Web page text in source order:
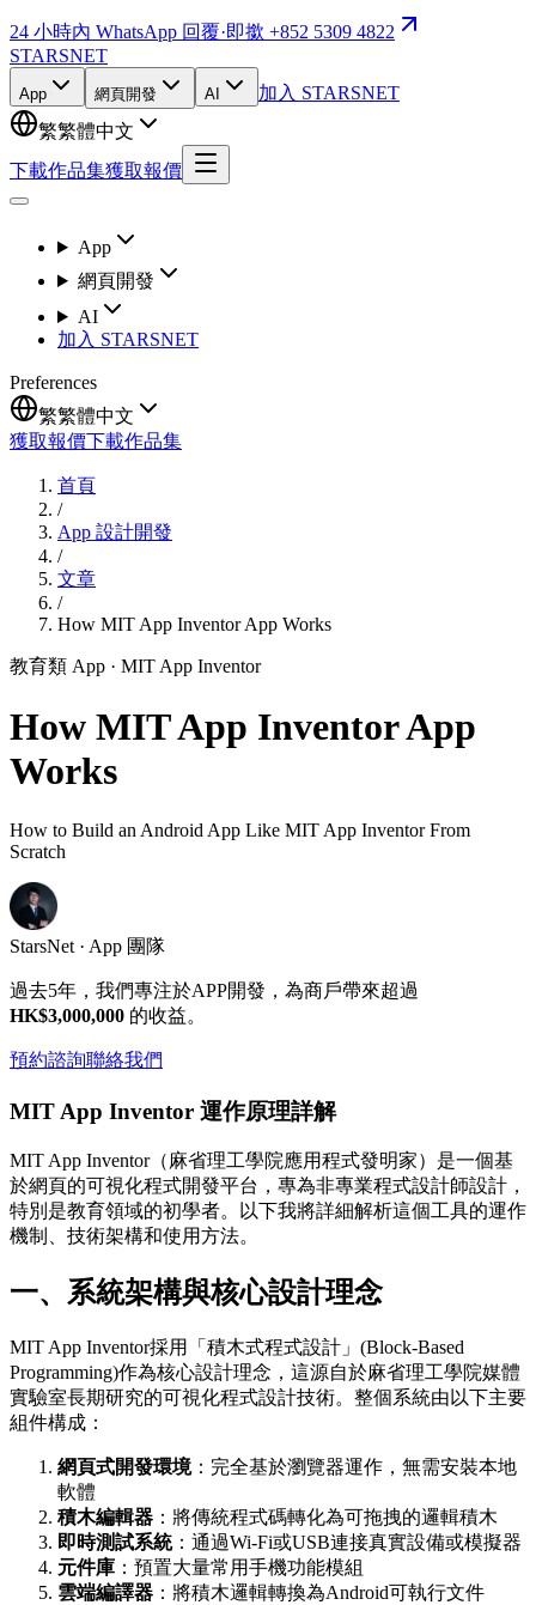
24 小時內 WhatsApp 回覆·即撳 +852 5309 4822
STARSNET
App 網頁開發 AI
加入 STARSNET
繁繁體中文
下載作品集獲取報價
App
網頁開發
AI
加入 STARSNET
Preferences
繁繁體中文
獲取報價下載作品集
首頁
/
App 設計開發
/
文章
/
How MIT App Inventor App Works
教育類 App · MIT App Inventor
How MIT App Inventor App
Works
How to Build an Android App Like MIT App Inventor From
Scratch
StarsNet · App 團隊
過去5年，我們專注於APP開發，為商戶帶來超過
HK$3,000,000 的收益。
預約諮詢聯絡我們
MIT App Inventor 運作原理詳解
MIT App Inventor（麻省理工學院應用程式發明家）是一個基
於網頁的可視化程式開發平台，專為非專業程式設計師設計，
特別是教育領域的初學者。以下我將詳細解析這個工具的運作
機制、技術架構和使用方法。
一、系統架構與核心設計理念
MIT App Inventor採用「積木式程式設計」(Block-Based
Programming)作為核心設計理念，這源自於麻省理工學院媒體
實驗室長期研究的可視化程式設計技術。整個系統由以下主要
組件構成：
網頁式開發環境：完全基於瀏覽器運作，無需安裝本地
軟體
積木編輯器 ：將傳統程式碼轉化為可拖拽的邏輯積木
即時測試系統：通過Wi-Fi或USB連接真實設備或模擬器
元件庫 ：預置大量常用手機功能模組
雲端編譯器 ：將積木邏輯轉換為Android可執行文件